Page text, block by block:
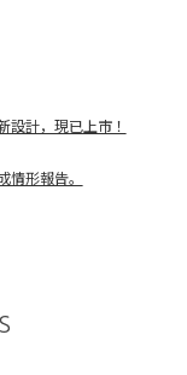
設計，現已上市！
情形報告。